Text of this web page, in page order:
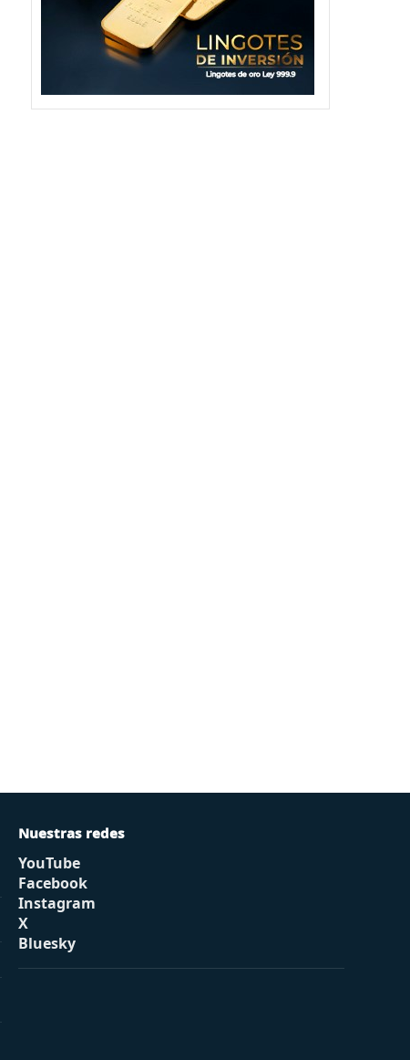
Nuestras redes
YouTube
Facebook
Instagram
X
Bluesky